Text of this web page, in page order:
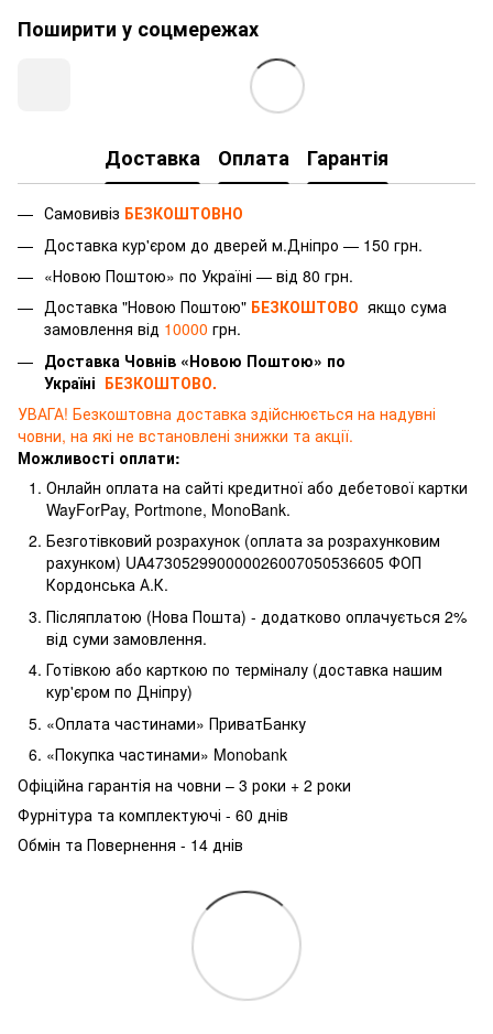
Поширити у соцмережах
Доставка Оплата Гарантія
Самовивіз БЕЗКОШТОВНО
Доставка кур'єром до дверей м.Дніпро — 150 грн.
«Новою Поштою» по Україні — від 80 грн.
Доставка "Новою Поштою" БЕЗКОШТОВО якщо сума
замовлення від 10000 грн.
Доставка Човнів «Новою Поштою» по
Україні БЕЗКОШТОВО.
УВАГА! Безкоштовна доставка здійснюється на надувні
човни, на які не встановлені знижки та акції.
Можливості оплати:
Онлайн оплата на сайті кредитної або дебетової картки
WayForPay, Portmone, MonoBank.
Безготівковий розрахунок (оплата за розрахунковим
рахунком) UA473052990000026007050536605 ФОП
Кордонська А.К.
Післяплатою (Нова Пошта) - додатково оплачується 2%
від суми замовлення.
Готівкою або карткою по терміналу (доставка нашим
кур'єром по Дніпру)
«Оплата частинами» ПриватБанку
«Покупка частинами» Monobank
Офіційна гарантія на човни – 3 роки + 2 роки
Фурнітура та комплектуючі - 60 днів
Обмін та Повернення - 14 днів